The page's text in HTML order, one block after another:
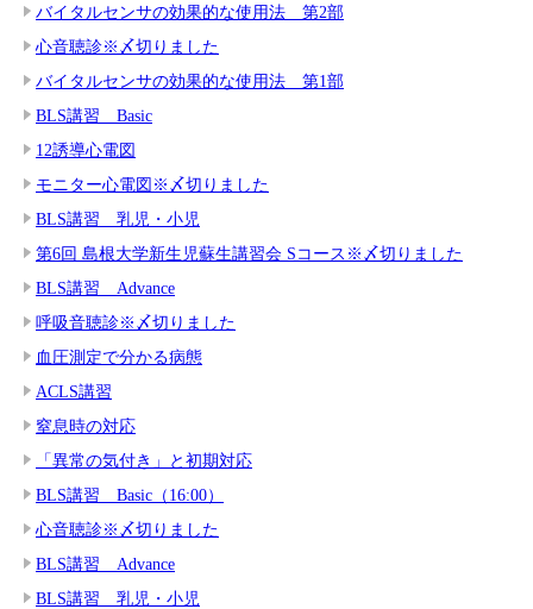
バイタルセンサの効果的な使用法 第2部
心音聴診※〆切りました
バイタルセンサの効果的な使用法 第1部
BLS講習 Basic
12誘導心電図
モニター心電図※〆切りました
BLS講習 乳児・小児
第6回 島根大学新生児蘇生講習会 Sコース※〆切りました
BLS講習 Advance
呼吸音聴診※〆切りました
血圧測定で分かる病態
ACLS講習
窒息時の対応
「異常の気付き」と初期対応
BLS講習 Basic（16:00）
心音聴診※〆切りました
BLS講習 Advance
BLS講習 乳児・小児